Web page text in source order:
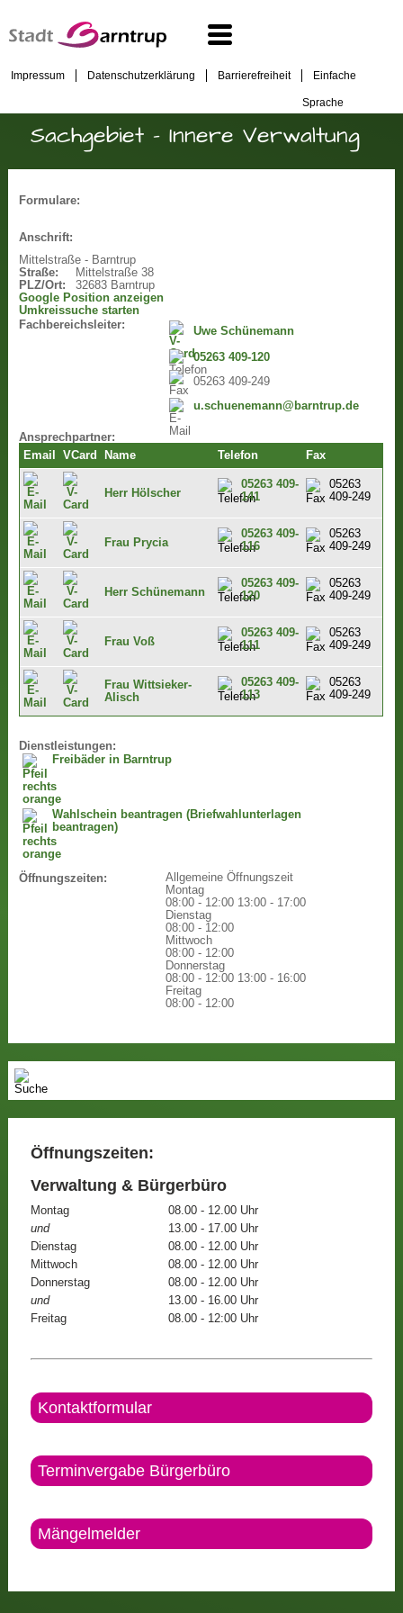
Impressum Datenschutzerklärung Barrierefreiheit Einfache
Sprache
Sachgebiet - Innere Verwaltung
Formulare:
Anschrift:
Mittelstraße - Barntrup
Straße:
Mittelstraße 38
PLZ/Ort:
32683 Barntrup
Google Position anzeigen
Umkreissuche starten
Fachbereichsleiter:
Uwe Schünemann
05263 409-120
05263 409-249
u.schuenemann@barntrup.de
Ansprechpartner:
Email
VCard Name Telefon Fax
Herr Hölscher
05263 409-
141
05263
409-249
Frau Prycia
05263 409-
116
05263
409-249
Herr Schünemann
05263 409-
120
05263
409-249
Frau Voß
05263 409-
111
05263
409-249
Frau Wittsieker-
Alisch
05263 409-
113
05263
409-249
Dienstleistungen:
Freibäder in Barntrup
Wahlschein beantragen (Briefwahlunterlagen
beantragen)
Öffnungszeiten:
Allgemeine Öffnungszeit
Montag
08:00 - 12:00 13:00 - 17:00
Dienstag
08:00 - 12:00
Mittwoch
08:00 - 12:00
Donnerstag
08:00 - 12:00 13:00 - 16:00
Freitag
08:00 - 12:00
Öffnungszeiten:
Verwaltung & Bürgerbüro
Montag
08.00 - 12.00 Uhr
und
13.00 - 17.00 Uhr
Dienstag
08.00 - 12.00 Uhr
Mittwoch
08.00 - 12.00 Uhr
Donnerstag
08.00 - 12.00 Uhr
und
13.00 - 16.00 Uhr
Freitag
08.00 - 12:00 Uhr
Kontaktformular
Terminvergabe Bürgerbüro
Mängelmelder